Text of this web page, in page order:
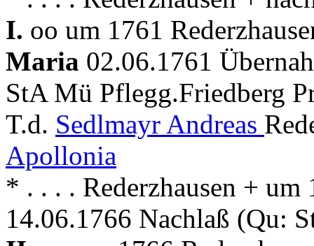
I. oo um 1761
Maria 02.06.1761
StA Mü Pflegg.Friedberg
T.d. Sedlmayr Andreas
Apollonia
* . . . . Rederzhausen + um
14.06.1766 Nachlaß (Qu: